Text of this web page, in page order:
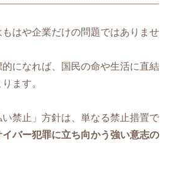
はや企業だけの問題ではありませ
になれば、国民の命や生活に直結
ます。
禁止」方針は、単なる禁止措置で
イバー犯罪に立ち向かう強い意志の